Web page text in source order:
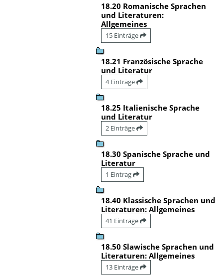
18.20 Romanische Sprachen
und Literaturen:
Allgemeines
15 Einträge
18.21 Französische Sprache
und Literatur
4 Einträge
18.25 Italienische Sprache
und Literatur
2 Einträge
18.30 Spanische Sprache und
Literatur
1 Eintrag
18.40 Klassische Sprachen und
Literaturen: Allgemeines
41 Einträge
18.50 Slawische Sprachen und
Literaturen: Allgemeines
13 Einträge